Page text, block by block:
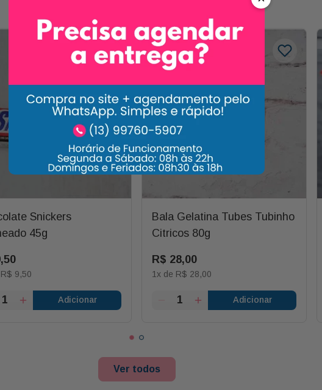
Snickers
45g
,50
R$ 9,50
Adicionar
Bala Gelatina Tubes Tubinho
Citricos 80g
R$ 28,00
1x de R$ 28,00
Adicionar
Ver todos